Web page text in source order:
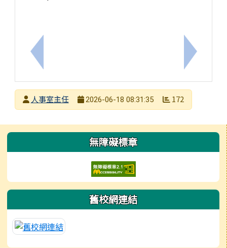
上一筆：內政部115年「遇見心動時」單身聯誼活動
下一筆：
發布者人事室主任
2026-06-18 08:31:35 172
左邊區域內容 無障礙標章
舊校網連結